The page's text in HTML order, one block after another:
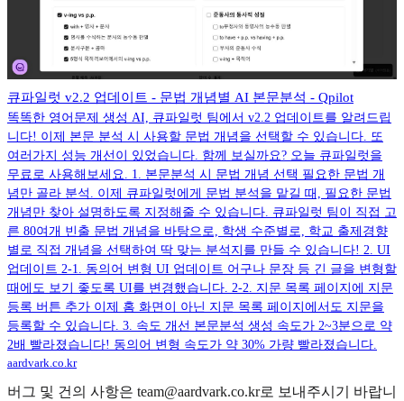
큐파일럿 v2.2 업데이트 - 문법 개념별 AI 본문분석 - Qpilot
똑똑한 영어문제 생성 AI, 큐파일럿 팀에서 v2.2 업데이트를 알려드립
니다! 이제 본문 분석 시 사용할 문법 개념을 선택할 수 있습니다. 또
여러가지 성능 개선이 있었습니다. 함께 보실까요? 오늘 큐파일럿을
무료로 사용해보세요. 1. 본문분석 시 문법 개념 선택 필요한 문법 개
념만 골라 분석. 이제 큐파일럿에게 문법 분석을 맡길 때, 필요한 문법
개념만 찾아 설명하도록 지정해줄 수 있습니다. 큐파일럿 팀이 직접 고
른 80여개 빈출 문법 개념을 바탕으로, 학생 수준별로, 학교 출제경향
별로 직접 개념을 선택하여 딱 맞는 분석지를 만들 수 있습니다! 2. UI
업데이트 2-1. 동의어 변형 UI 업데이트 어구나 문장 등 긴 글을 변형할
때에도 보기 좋도록 UI를 변경했습니다. 2-2. 지문 목록 페이지에 지문
등록 버튼 추가 이제 홈 화면이 아닌 지문 목록 페이지에서도 지문을
등록할 수 있습니다. 3. 속도 개선 본문분석 생성 속도가 2~3분으로 약
2배 빨라졌습니다! 동의어 변형 속도가 약 30% 가량 빨라졌습니다.
aardvark.co.kr
버그 및 건의 사항은 team@aardvark.co.kr로 보내주시기 바랍니